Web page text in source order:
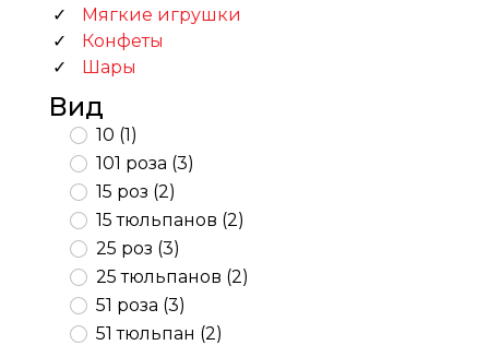
Мягкие игрушки
Конфеты
Шары
Вид
10 (1)
101 роза (3)
15 роз (2)
15 тюльпанов (2)
25 роз (3)
25 тюльпанов (2)
51 роза (3)
51 тюльпан (2)